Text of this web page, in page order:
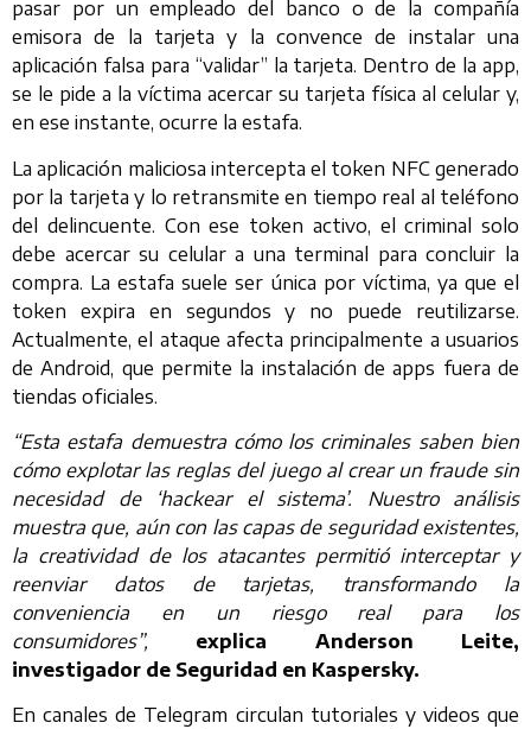
pasar por un empleado del banco o de la compañía
emisora de la tarjeta y la convence de instalar una
aplicación falsa para “validar” la tarjeta. Dentro de la app,
se le pide a la víctima acercar su tarjeta física al celular y,
en ese instante, ocurre la estafa.
La aplicación maliciosa intercepta el token NFC generado
por la tarjeta y lo retransmite en tiempo real al teléfono
del delincuente. Con ese token activo, el criminal solo
debe acercar su celular a una terminal para concluir la
compra. La estafa suele ser única por víctima, ya que el
token expira en segundos y no puede reutilizarse.
Actualmente, el ataque afecta principalmente a usuarios
de Android, que permite la instalación de apps fuera de
tiendas oficiales.
“Esta estafa demuestra cómo los criminales saben bien
cómo explotar las reglas del juego al crear un fraude sin
necesidad de ‘hackear el sistema’. Nuestro análisis
muestra que, aún con las capas de seguridad existentes,
la creatividad de los atacantes permitió interceptar y
reenviar datos de tarjetas, transformando la
conveniencia en un riesgo real para los
consumidores”,
explica Anderson Leite,
investigador de Seguridad en Kaspersky.
En canales de Telegram circulan tutoriales y videos que